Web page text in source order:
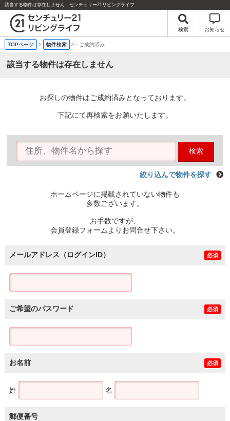
該当する物件は存在しません｜センチュリー21リビングライフ
検索 お知らせ
TOPページ > 物件検索 >- ご成約済み
該当する物件は存在しません
お探しの物件はご成約済みとなっております。
下記にて再検索をお願いたします。
検索
絞り込んで物件を探す
ホームページに掲載されていない物件も
多数ございます。
お手数ですが、
会員登録フォームよりお問合せ下さい。
メールアドレス（ログインID） 必須
ご希望のパスワード 必須
お名前 必須
姓 名
郵便番号